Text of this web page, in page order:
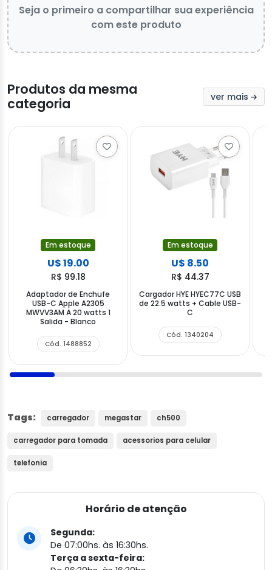
Seja o primeiro a compartilhar sua experiência
com este produto
Produtos da mesma
categoria
ver mais
Em estoque
U$ 19.00
R$ 99.18
Adaptador de Enchufe
USB-C Apple A2305
MWVV3AM A 20 watts 1
Salida - Blanco
Cód. 1488852
Em estoque
U$ 8.50
R$ 44.37
Cargador HYE HYEC77C USB
de 22.5 watts + Cable USB-
C
Cód. 1340204
Tags: carregador megastar ch500
carregador para tomada acessorios para celular
telefonia
Horário de atenção
Segunda:
De 07:00hs. às 16:30hs.
Terça a sexta-feira: